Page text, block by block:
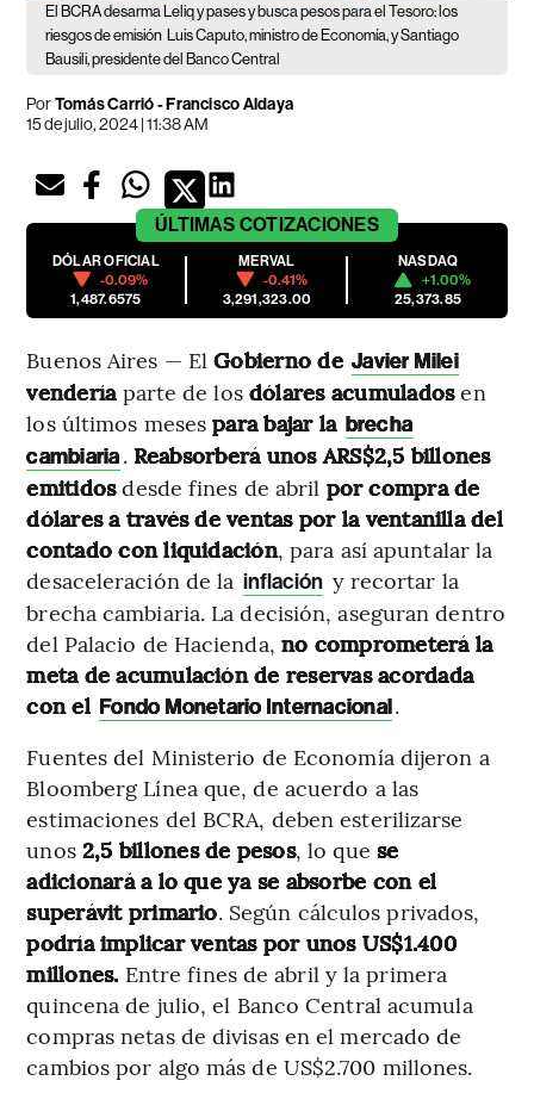
El BCRA desarma Leliq y pases y busca pesos para el Tesoro: los
riesgos de emisión
Luis Caputo, ministro de Economía, y Santiago
Bausili, presidente del Banco Central
PorTomás Carrió-Francisco Aldaya
15 de julio, 2024 | 11:38 AM
ÚLTIMAS COTIZACIONES
DÓLAR OFICIAL
-0.09%
1,487.6575
MERVAL
-0.41%
3,291,323.00
NASDAQ
+1.00%
25,373.85
Buenos Aires — ElGobierno de Javier Milei
vendería parte de losdólares acumuladosen
los últimos mesespara bajar la brecha
cambiaria. Reabsorberá unos ARS$2,5 billones
emitidosdesde fines de abril por compra de
dólares a través de ventas por la ventanilla del
contado con liquidación, para así apuntalar la
desaceleración de la inflación y recortar la
brecha cambiaria. La decisión, aseguran dentro
del Palacio de Hacienda, no comprometerá la
meta de acumulación de reservas acordada
con el Fondo Monetario Internacional.
Fuentes del Ministerio de Economía dijeron a
Bloomberg Línea que, de acuerdo a las
estimaciones del BCRA, deben esterilizarse
unos 2,5 billones de pesos, lo que se
adicionará a lo que ya se absorbe con el
superávit primario. Según cálculos privados,
podría implicar ventas por unos US$1.400
millones. Entre fines de abril y la primera
quincena de julio, el Banco Central acumula
compras netas de divisas en el mercado de
cambios por algo más de US$2.700 millones.